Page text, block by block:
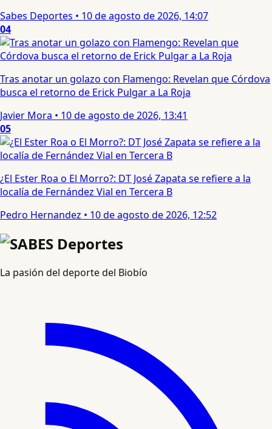
Sabes Deportes • 10 de agosto de 2026, 14:07
04
Tras anotar un golazo con Flamengo: Revelan que Córdova
busca el retorno de Erick Pulgar a La Roja
Javier Mora • 10 de agosto de 2026, 13:41
05
¿El Ester Roa o El Morro?: DT José Zapata se refiere a la
localía de Fernández Vial en Tercera B
Pedro Hernandez • 10 de agosto de 2026, 12:52
La pasión del deporte del Biobío